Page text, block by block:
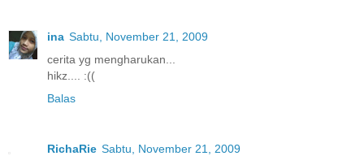
ina Sabtu, November 21, 2009
cerita yg mengharukan...
hikz.... :((
Balas
RichaRie Sabtu, November 21, 2009